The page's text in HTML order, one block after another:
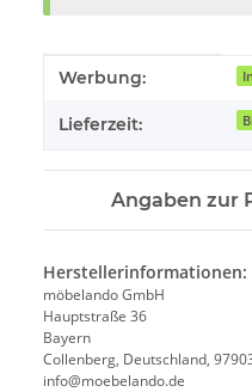
Produkteigenschaft
Wert
Werbung:
Lieferzeit:
Angaben zur
Herstellerinformationen:
möbelando GmbH
Hauptstraße 36
Bayern
Collenberg, Deutschland,
info@moebelando.de